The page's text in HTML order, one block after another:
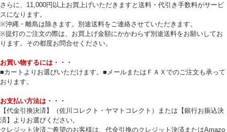
さらに、11,000円以上お買上げいただきますと送料・代引き手数料がサービ
スになります。
※沖縄・離島は除きます。別途送料をご連絡させていただきます。
※提灯のご注文の際は、お買上げ金額にかかわらず別途送料をお願いしてお
ります。その都度お問合せください。
お買い物するには・・・
■カートよりお選びいただけます。■メールまたはＦＡＸでのご注文も承って
おります。
お支払い方法は・・・
【代金引換決済】（佐川コレクト・ヤマトコレクト）または【銀行お振込決
済】よりお選びください。
クレジット決済ご希望のお客様は、代金引換のクレジット決済またはAmazo